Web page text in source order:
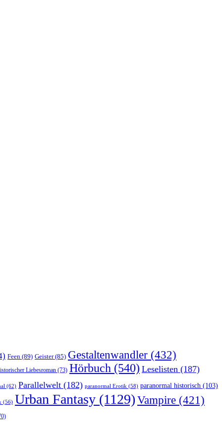
Feen (89) Geister(85) Gestaltenwandler (432)
Liebesroman (73) Hörbuch (540) Leselisten (187)
(62) Parallelwelt (182) paranormal Erotik (58) paranormal historisch (103)
(56) Urban Fantasy (1129) Vampire (421)